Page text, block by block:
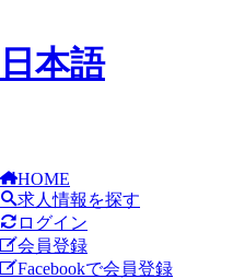
日本語
HOME
求人情報を探す
ログイン
会員登録
Facebookで会員登録